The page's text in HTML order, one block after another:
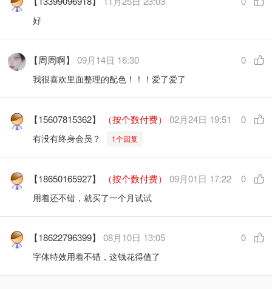
好
【周周啊】09月14日 16:30 0
我很喜欢里面整理的配色！！！爱了爱了
【15607815362】 （按个数付费） 02月24日 19:51 0
有没有终身会员？ 1个回复
【18650165927】 （按个数付费） 09月01日 17:22 0
用着还不错，就买了一个月试试
【18622796399】08月10日 13:05 0
字体特效用着不错，这钱花得值了